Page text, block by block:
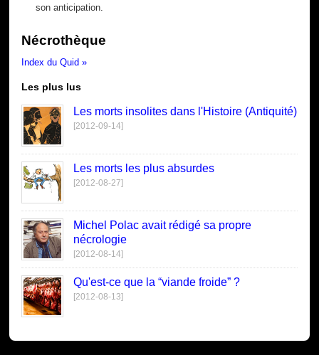
son anticipation.
Nécrothèque
Index du Quid »
Les plus lus
Les morts insolites dans l'Histoire (Antiquité)
[2012-09-14]
Les morts les plus absurdes
[2012-08-27]
Michel Polac avait rédigé sa propre
nécrologie
[2012-08-14]
Qu'est-ce que la “viande froide” ?
[2012-08-13]